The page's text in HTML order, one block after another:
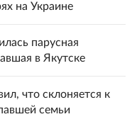
на Украине
парусная
в Якутске
что склоняется к
семьи